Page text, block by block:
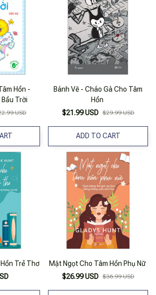
Hồn -
Bầu Trời
USD
Bánh Vẽ - Cháo Gà Cho Tâm
Hồn
$21.99 USD $29.99 USD
ADD TO CART
Trẻ Thơ
Mật Ngọt Cho Tâm Hồn Phụ Nữ
$26.99 USD $36.99 USD